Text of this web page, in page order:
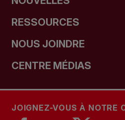
RESSOURCES
NOUS JOINDRE
CENTRE MÉDIAS
JOIGNEZ-VOUS À NOTRE